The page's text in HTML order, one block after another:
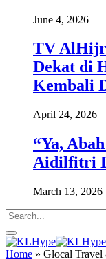
June 4, 2026
TV
Dekat di
Kembali
April 24, 2026
“Ya,
Aidilfitri
March 13, 2026
Home » Glocal Travel